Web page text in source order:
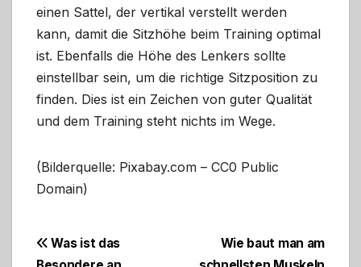
einen Sattel, der vertikal verstellt werden
kann, damit die Sitzhöhe beim Training optimal
ist. Ebenfalls die Höhe des Lenkers sollte
einstellbar sein, um die richtige Sitzposition zu
finden. Dies ist ein Zeichen von guter Qualität
und dem Training steht nichts im Wege.
(Bilderquelle: Pixabay.com – CC0 Public
Domain)
BeitragsnavigationWie baut man am
Was ist das